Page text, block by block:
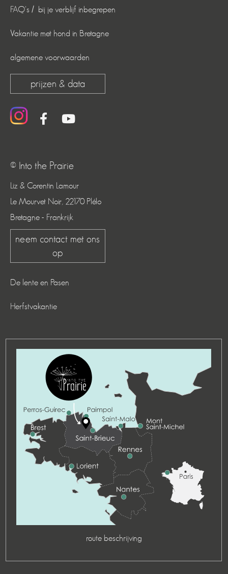
FAQ's / bij je verblijf inbegrepen
Vakantie met hond in Bretagne
algemene voorwaarden
prijzen & data
© Into the Prairie
Liz & Corentin Lamour
Le Mourvet Noir, 22170 Plélo
Bretagne - Frankrijk
neem contact met ons
op
De lente en Pasen
Herfstvakantie
route beschrijving